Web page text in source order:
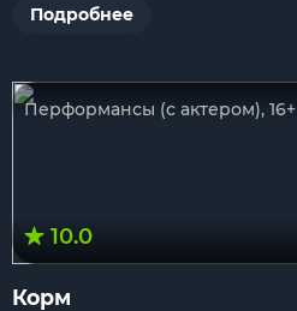
Подробнее
Перформансы (с актером), 16+
10.0
Корм